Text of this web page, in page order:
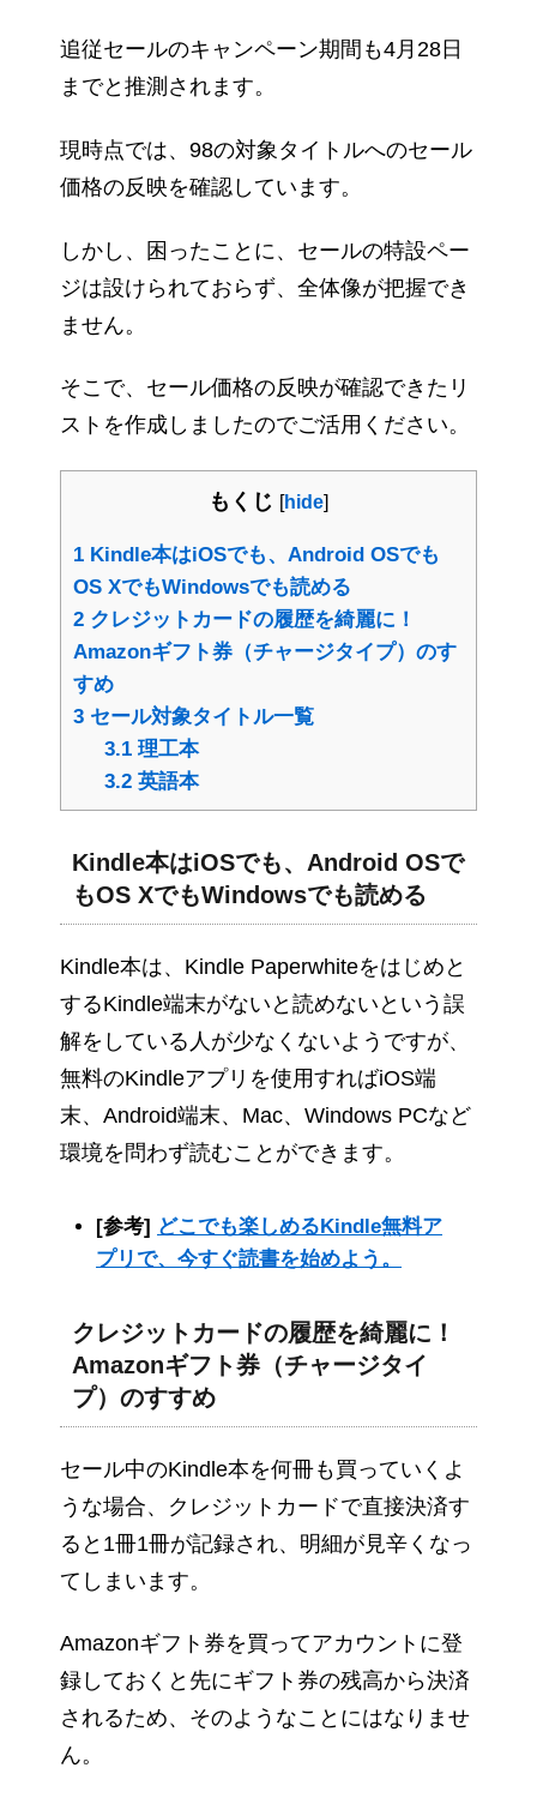
追従セールのキャンペーン期間も4月28日
までと推測されます。
現時点では、98の対象タイトルへのセール
価格の反映を確認しています。
しかし、困ったことに、セールの特設ペー
ジは設けられておらず、全体像が把握でき
ません。
そこで、セール価格の反映が確認できたリ
ストを作成しましたのでご活用ください。
もくじ [hide]
1 Kindle本はiOSでも、Android OSでも
OS XでもWindowsでも読める
2 クレジットカードの履歴を綺麗に！
Amazonギフト券（チャージタイプ）のす
すめ
3 セール対象タイトル一覧
3.1理工本
3.2英語本
Kindle本はiOSでも、Android OSで
もOS XでもWindowsでも読める
Kindle本は、Kindle Paperwhiteをはじめと
するKindle端末がないと読めないという誤
解をしている人が少なくないようですが、
無料のKindleアプリを使用すればiOS端
末、Android端末、Mac、Windows PCなど
環境を問わず読むことができます。
[参考] どこでも楽しめるKindle無料ア
プリで、今すぐ読書を始めよう。
クレジットカードの履歴を綺麗に！
Amazonギフト券（チャージタイ
プ）のすすめ
セール中のKindle本を何冊も買っていくよ
うな場合、クレジットカードで直接決済す
ると1冊1冊が記録され、明細が見辛くなっ
てしまいます。
Amazonギフト券を買ってアカウントに登
録しておくと先にギフト券の残高から決済
されるため、そのようなことにはなりませ
ん。